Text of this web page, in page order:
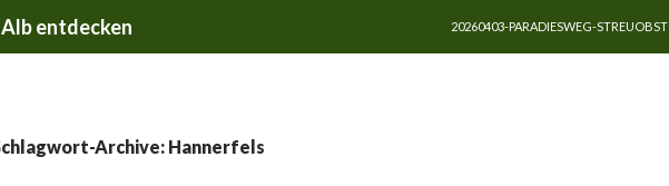
entdecken
20260403-PARADIESWEG-STREUOBST
Archive: Hannerfels